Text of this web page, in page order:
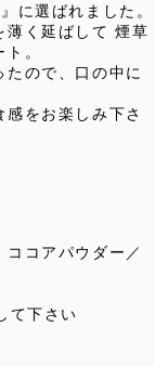
に選ばれました。
薄く延ばして 煙草
。
ので、口の中に
をお楽しみ下さ
コアパウダー／
て下さい